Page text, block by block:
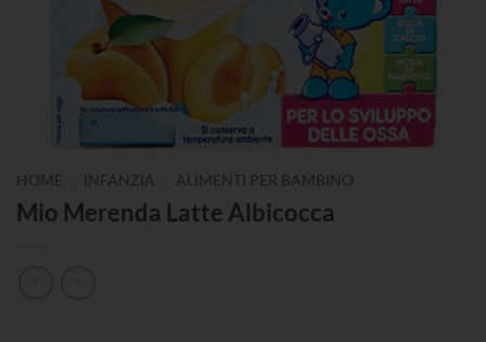
HOME INFANZIA ALIMENTI PER BAMBINO
Mio Merenda Latte Albicocca